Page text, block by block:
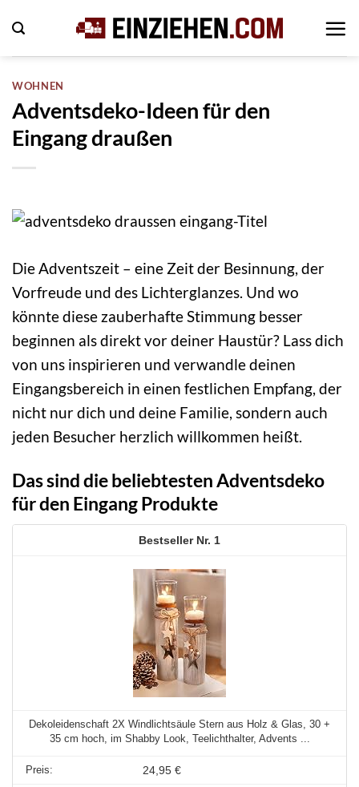
Inhalt
springen
WOHNEN
Adventsdeko-Ideen für den
Eingang draußen
Die Adventszeit – eine Zeit der Besinnung, der
Vorfreude und des Lichterglanzes. Und wo
könnte diese zauberhafte Stimmung besser
beginnen als direkt vor deiner Haustür? Lass dich
von uns inspirieren und verwandle deinen
Eingangsbereich in einen festlichen Empfang, der
nicht nur dich und deine Familie, sondern auch
jeden Besucher herzlich willkommen heißt.
Das sind die beliebtesten Adventsdeko
für den Eingang Produkte
1
Dekoleidenschaft 2X Windlichtsäule Stern aus Holz & Glas, 30 +
35 cm hoch, im Shabby Look, Teelichthalter, Advents ...
24,95 €